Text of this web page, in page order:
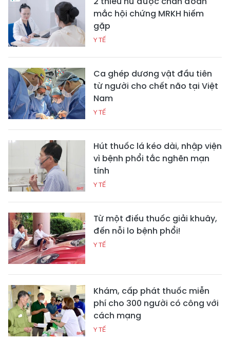
mắc hội chứng MRKH hiếm
gặp
Y TẾ
Ca ghép dương vật đầu tiên
từ người cho chết não tại Việt
Nam
Y TẾ
Hút thuốc lá kéo dài, nhập viện
vì bệnh phổi tắc nghẽn mạn
tính
Y TẾ
Từ một điếu thuốc giải khuây,
đến nỗi lo bệnh phổi!
Y TẾ
Khám, cấp phát thuốc miễn
phí cho 300 người có công với
cách mạng
Y TẾ